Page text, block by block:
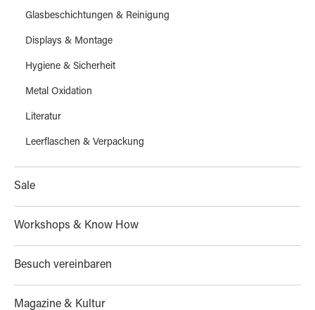
Glasbeschichtungen & Reinigung
Displays & Montage
Hygiene & Sicherheit
Metal Oxidation
Literatur
Leerflaschen & Verpackung
Sale
Workshops & Know How
Besuch vereinbaren
Magazine & Kultur